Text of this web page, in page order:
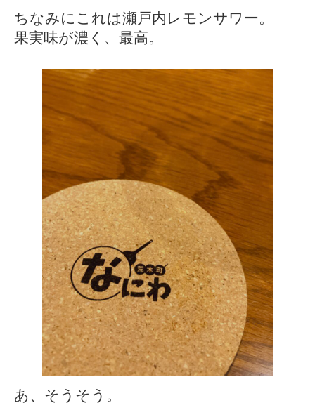
ちなみにこれは瀬戸内レモンサワー。
果実味が濃く、最高。
あ、そうそう。